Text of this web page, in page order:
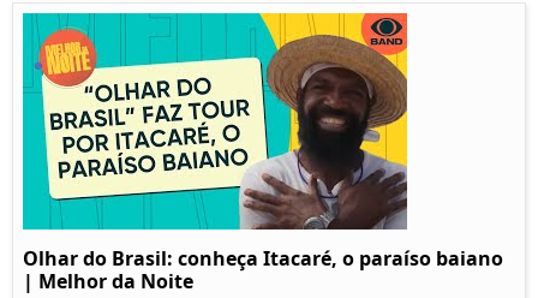
Olhar do Brasil: conheça Itacaré, o paraíso baiano
| Melhor da Noite